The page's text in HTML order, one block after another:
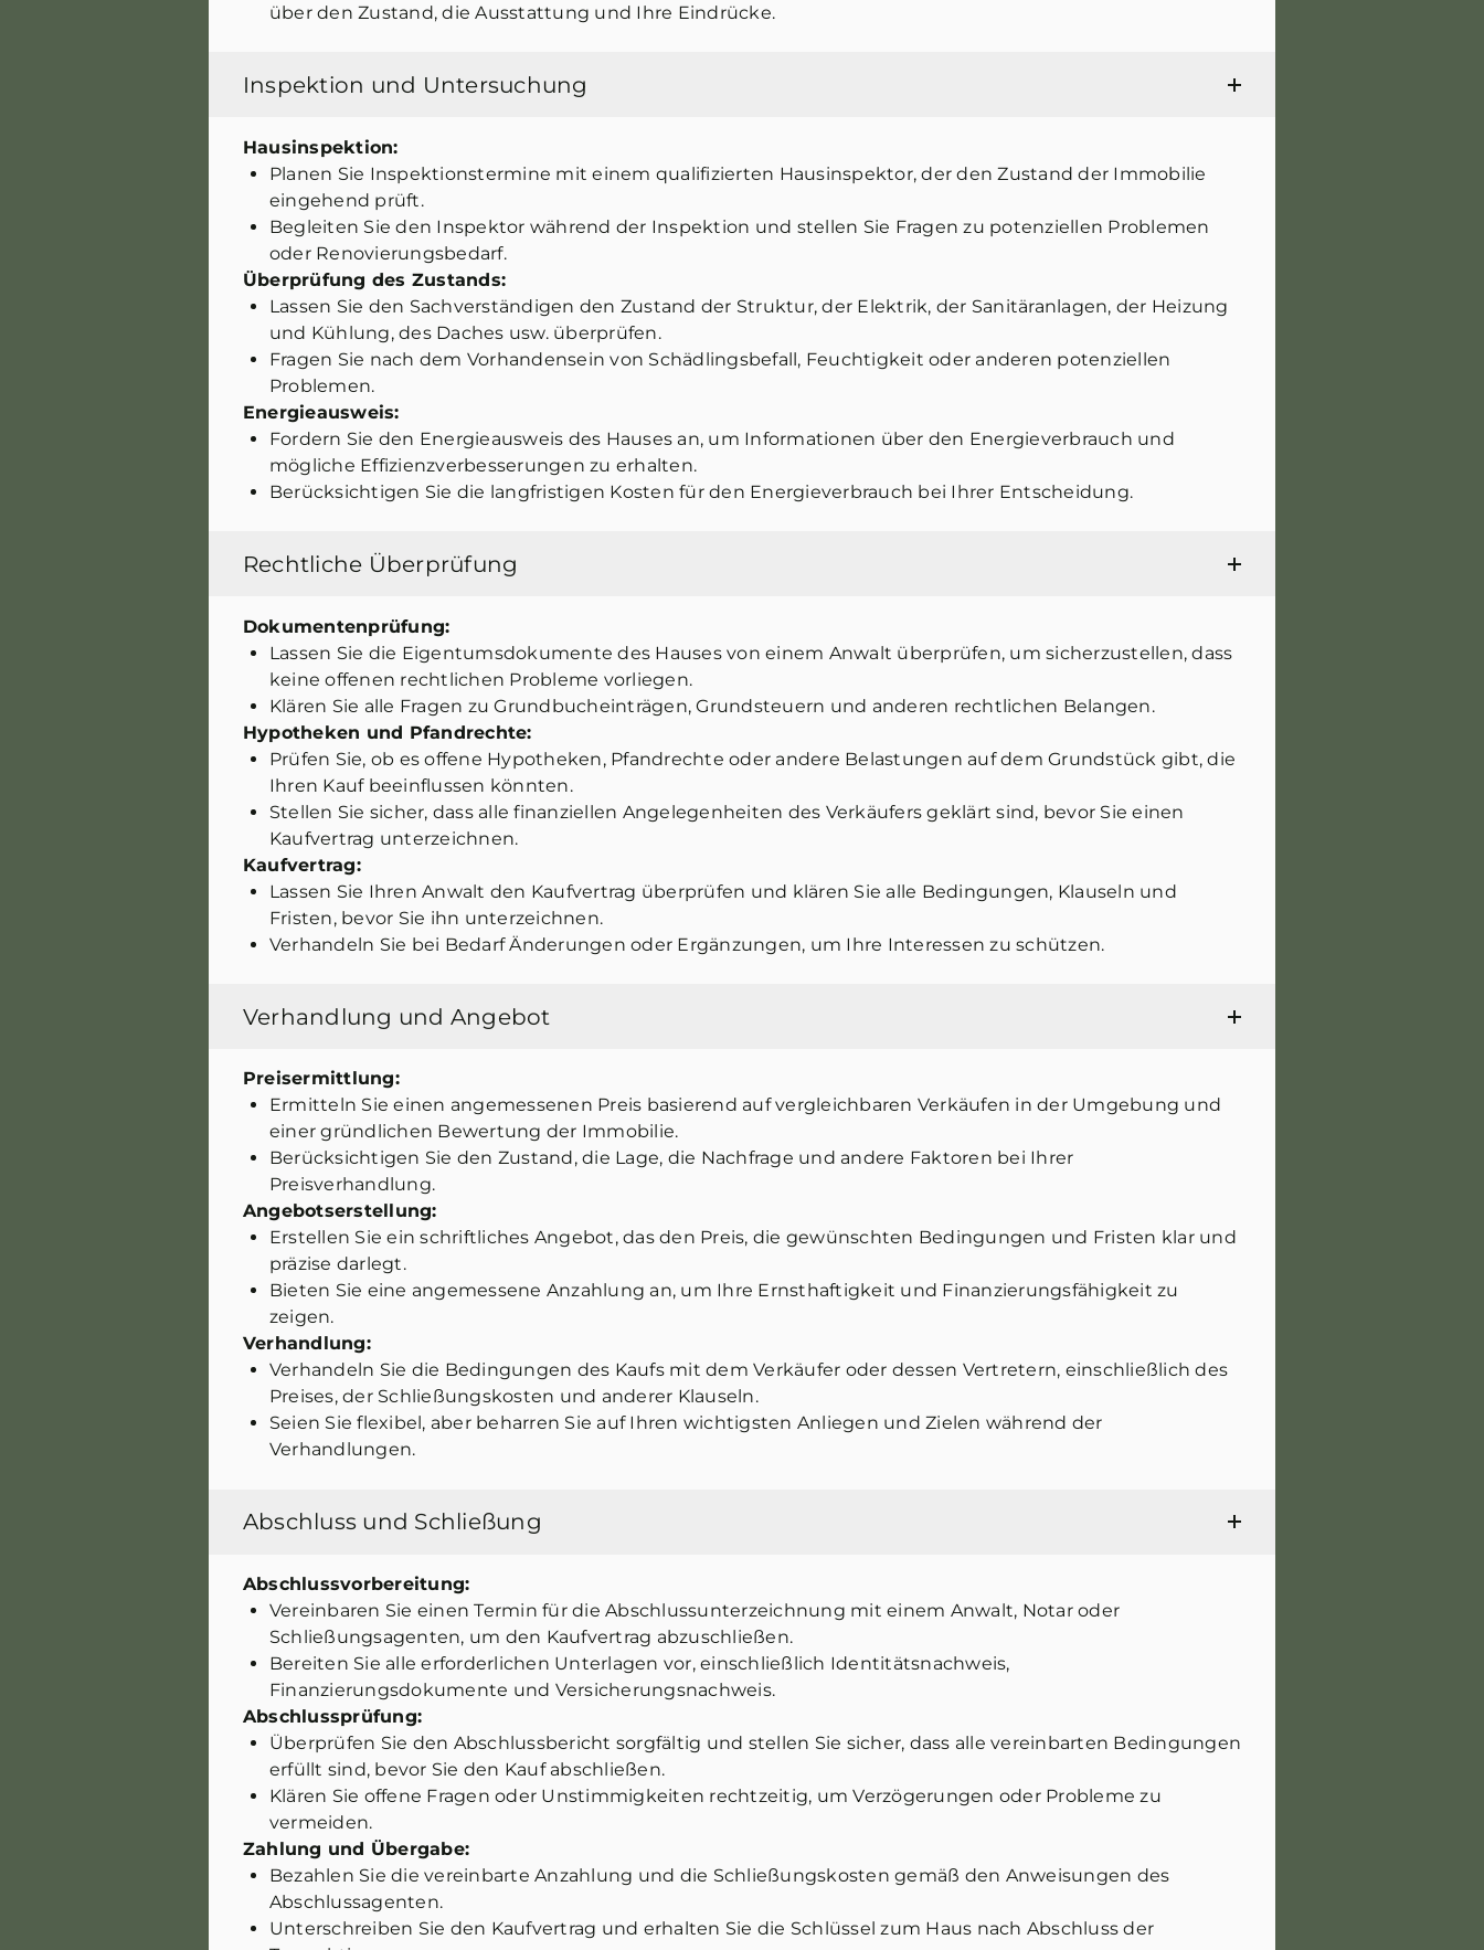
über den Zustand, die Ausstattung und Ihre Eindrücke.
Inspektion und Untersuchung
Hausinspektion:
Planen Sie Inspektionstermine mit einem qualifizierten Hausinspektor, der den Zustand der Immobilie
eingehend prüft.
Begleiten Sie den Inspektor während der Inspektion und stellen Sie Fragen zu potenziellen Problemen
oder Renovierungsbedarf.
Überprüfung des Zustands:
Lassen Sie den Sachverständigen den Zustand der Struktur, der Elektrik, der Sanitäranlagen, der Heizung
und Kühlung, des Daches usw. überprüfen.
Fragen Sie nach dem Vorhandensein von Schädlingsbefall, Feuchtigkeit oder anderen potenziellen
Problemen.
Energieausweis:
Fordern Sie den Energieausweis des Hauses an, um Informationen über den Energieverbrauch und
mögliche Effizienzverbesserungen zu erhalten.
Berücksichtigen Sie die langfristigen Kosten für den Energieverbrauch bei Ihrer Entscheidung.
Rechtliche Überprüfung
Dokumentenprüfung:
Lassen Sie die Eigentumsdokumente des Hauses von einem Anwalt überprüfen, um sicherzustellen, dass
keine offenen rechtlichen Probleme vorliegen.
Klären Sie alle Fragen zu Grundbucheinträgen, Grundsteuern und anderen rechtlichen Belangen.
Hypotheken und Pfandrechte:
Prüfen Sie, ob es offene Hypotheken, Pfandrechte oder andere Belastungen auf dem Grundstück gibt, die
Ihren Kauf beeinflussen könnten.
Stellen Sie sicher, dass alle finanziellen Angelegenheiten des Verkäufers geklärt sind, bevor Sie einen
Kaufvertrag unterzeichnen.
Kaufvertrag:
Lassen Sie Ihren Anwalt den Kaufvertrag überprüfen und klären Sie alle Bedingungen, Klauseln und
Fristen, bevor Sie ihn unterzeichnen.
Verhandeln Sie bei Bedarf Änderungen oder Ergänzungen, um Ihre Interessen zu schützen.
Verhandlung und Angebot
Preisermittlung:
Ermitteln Sie einen angemessenen Preis basierend auf vergleichbaren Verkäufen in der Umgebung und
einer gründlichen Bewertung der Immobilie.
Berücksichtigen Sie den Zustand, die Lage, die Nachfrage und andere Faktoren bei Ihrer
Preisverhandlung.
Angebotserstellung:
Erstellen Sie ein schriftliches Angebot, das den Preis, die gewünschten Bedingungen und Fristen klar und
präzise darlegt.
Bieten Sie eine angemessene Anzahlung an, um Ihre Ernsthaftigkeit und Finanzierungsfähigkeit zu
zeigen.
Verhandlung:
Verhandeln Sie die Bedingungen des Kaufs mit dem Verkäufer oder dessen Vertretern, einschließlich des
Preises, der Schließungskosten und anderer Klauseln.
Seien Sie flexibel, aber beharren Sie auf Ihren wichtigsten Anliegen und Zielen während der
Verhandlungen.
Abschluss und Schließung
Abschlussvorbereitung:
Vereinbaren Sie einen Termin für die Abschlussunterzeichnung mit einem Anwalt, Notar oder
Schließungsagenten, um den Kaufvertrag abzuschließen.
Bereiten Sie alle erforderlichen Unterlagen vor, einschließlich Identitätsnachweis,
Finanzierungsdokumente und Versicherungsnachweis.
Abschlussprüfung:
Überprüfen Sie den Abschlussbericht sorgfältig und stellen Sie sicher, dass alle vereinbarten Bedingungen
erfüllt sind, bevor Sie den Kauf abschließen.
Klären Sie offene Fragen oder Unstimmigkeiten rechtzeitig, um Verzögerungen oder Probleme zu
vermeiden.
Zahlung und Übergabe:
Bezahlen Sie die vereinbarte Anzahlung und die Schließungskosten gemäß den Anweisungen des
Abschlussagenten.
Unterschreiben Sie den Kaufvertrag und erhalten Sie die Schlüssel zum Haus nach Abschluss der